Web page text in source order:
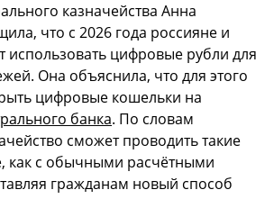
казначейства Анна
что с 2026 года россияне и
использовать цифровые рубли для
Она объяснила, что для этого
цифровые кошельки на
банка. По словам
сможет проводить такие
как с обычными расчётными
гражданам новый способ